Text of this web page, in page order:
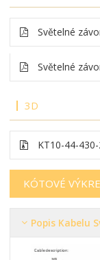
Světelné
Světelné
3D
KT10-44-
KÓTOVÉ
Popis Kabelu